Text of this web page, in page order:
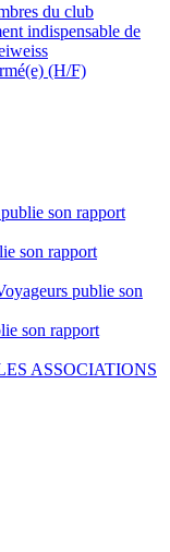
du club
indispensable de
(H/F)
son rapport
son rapport
publie son
son rapport
ASSOCIATIONS